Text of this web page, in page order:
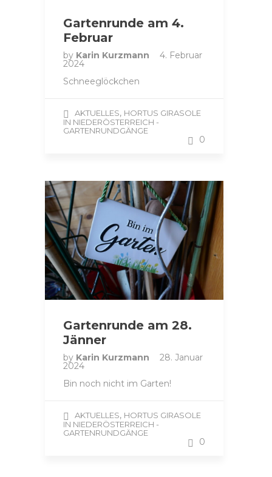
Gartenrunde am 4.
Februar
by Karin Kurzmann 4. Februar
2024
Schneeglöckchen
AKTUELLES, HORTUS GIRASOLE
IN NIEDERÖSTERREICH -
GARTENRUNDGÄNGE
0
Gartenrunde am 28.
Jänner
by Karin Kurzmann 28. Januar
2024
Bin noch nicht im Garten!
AKTUELLES, HORTUS GIRASOLE
IN NIEDERÖSTERREICH -
GARTENRUNDGÄNGE
0